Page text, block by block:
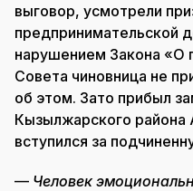
выговор, усмотрели
предпринимательской
нарушением Закона «О
Совета чиновница не
об этом. Зато прибыл
Кызылжарского
вступился за
— Человек